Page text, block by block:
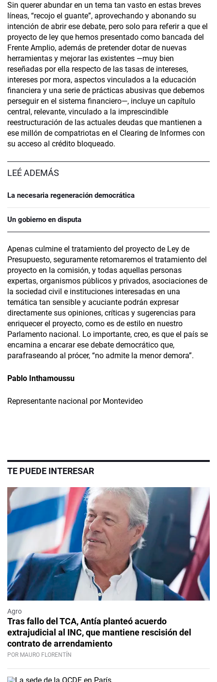
Sin querer abundar en un tema tan vasto en estas breves
líneas, “recojo el guante”, aprovechando y abonando su
intención de abrir ese debate, pero solo para referir a que el
proyecto de ley que hemos presentado como bancada del
Frente Amplio, además de pretender dotar de nuevas
herramientas y mejorar las existentes —muy bien
reseñadas por ella respecto de las tasas de intereses,
intereses por mora, aspectos vinculados a la educación
financiera y una serie de prácticas abusivas que debemos
perseguir en el sistema financiero—, incluye un capítulo
central, relevante, vinculado a la imprescindible
reestructuración de las actuales deudas que mantienen a
ese millón de compatriotas en el Clearing de Informes con
su acceso al crédito bloqueado.
LEÉ ADEMÁS
La necesaria regeneración democrática
Un gobierno en disputa
Apenas culmine el tratamiento del proyecto de Ley de
Presupuesto, seguramente retomaremos el tratamiento del
proyecto en la comisión, y todas aquellas personas
expertas, organismos públicos y privados, asociaciones de
la sociedad civil e instituciones interesadas en una
temática tan sensible y acuciante podrán expresar
directamente sus opiniones, críticas y sugerencias para
enriquecer el proyecto, como es de estilo en nuestro
Parlamento nacional. Lo importante, creo, es que el país se
encamina a encarar ese debate democrático que,
parafraseando al prócer, “no admite la menor demora”.
Pablo Inthamoussu
Representante nacional por Montevideo
TE PUEDE INTERESAR
Agro
Tras fallo del TCA, Antía planteó acuerdo
extrajudicial al INC, que mantiene rescisión del
contrato de arrendamiento
POR MAURO FLORENTÍN